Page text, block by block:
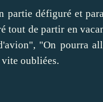
partie défiguré et
tout de partir en
"On pourra
oubliées.